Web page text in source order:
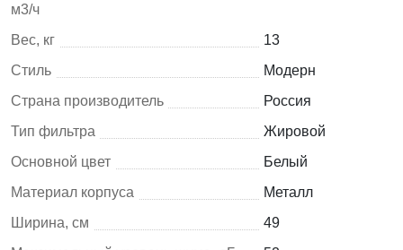
м3/ч
Вес, кг
13
Стиль
Модерн
Страна производитель
Россия
Тип фильтра
Жировой
Основной цвет
Белый
Материал корпуса
Металл
Ширина, см
49